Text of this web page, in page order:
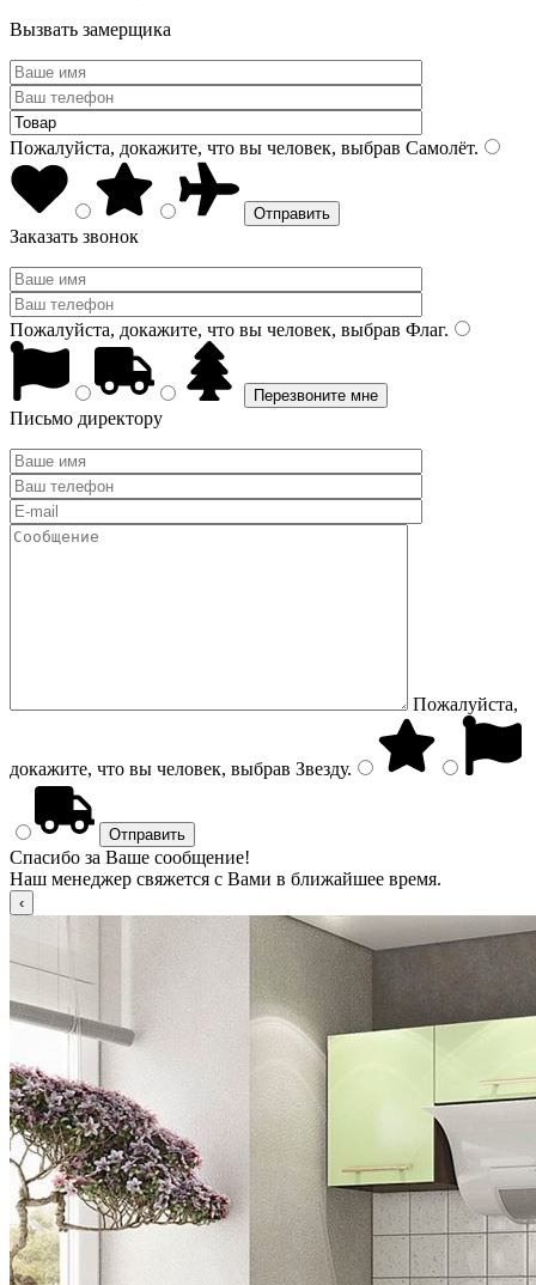
Вызвать замерщика
Пожалуйста, докажите, что вы человек, выбрав Самолёт.
Заказать звонок
Пожалуйста, докажите, что вы человек, выбрав Флаг.
Письмо директору
Пожалуйста,
докажите, что вы человек, выбрав Звезду.
Спасибо за Ваше сообщение!
Наш менеджер свяжется с Вами в ближайшее время.